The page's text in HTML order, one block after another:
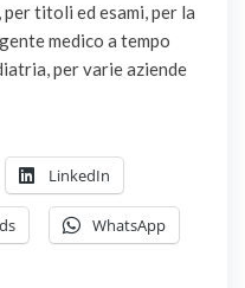
titoli ed esami, per la
medico a tempo
per varie aziende
LinkedIn
WhatsApp